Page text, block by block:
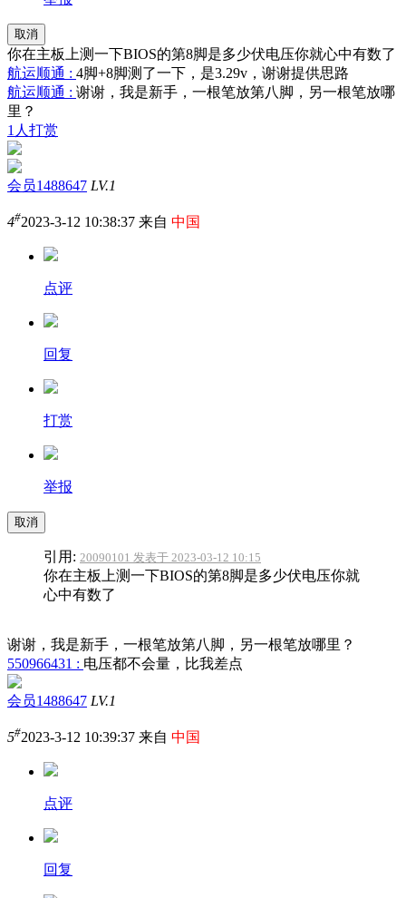
取消
你在主板上测一下BIOS的第8脚是多少伏电压你就心中有数了
航运顺通 : 4脚+8脚测了一下，是3.29v，谢谢提供思路
航运顺通 : 谢谢，我是新手，一根笔放第八脚，另一根笔放哪
里？
1人打赏
会员1488647 LV.1
4#2023-3-12 10:38:37 来自 中国
点评
回复
打赏
举报
取消
引用: 20090101 发表于 2023-03-12 10:15
你在主板上测一下BIOS的第8脚是多少伏电压你就
心中有数了
谢谢，我是新手，一根笔放第八脚，另一根笔放哪里？
550966431 : 电压都不会量，比我差点
会员1488647 LV.1
5#2023-3-12 10:39:37 来自 中国
点评
回复